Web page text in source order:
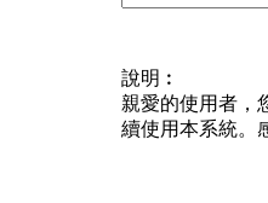
說明︰
親愛的使用者，
續使用本系統。